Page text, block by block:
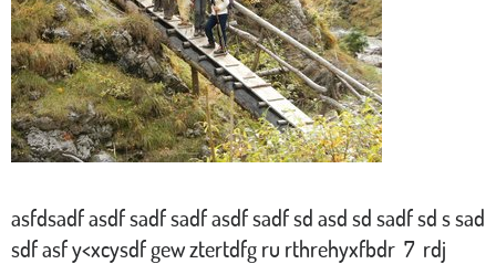
asfdsadf asdf sadf sadf asdf sadf sd asd sd sadf sd s sad
sdf asf y<xcysdf gew ztertdfg ru rthrehyxfbdr 7 rdj